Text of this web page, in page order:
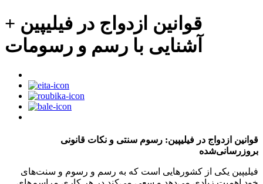
قوانین ازدواج در فیلیپین +
آشنایی با رسم و رسومات
قوانین ازدواج در فیلیپین: رسوم سنتی و نکات قانونی
بروزرسانی‌شده
فیلیپین یکی از کشورهایی است که به رسم و رسوم و سنت‌های